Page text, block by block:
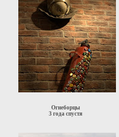
Огнеборцы
3 года спустя